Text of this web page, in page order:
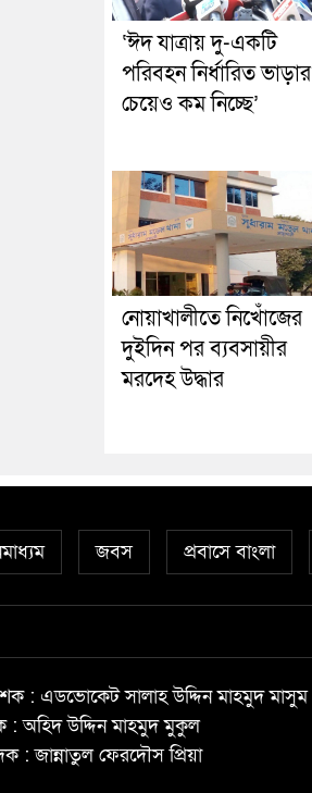
‘ঈদ যাত্রায় দু-একটি
পরিবহন নির্ধারিত ভাড়ার
চেয়েও কম নিচ্ছে’
নোয়াখালীতে নিখোঁজের
দুইদিন পর ব্যবসায়ীর
মরদেহ উদ্ধার
জবস প্রবাসে বাংলা
: এডভোকেট সালাহ উদ্দিন মাহমুদ মাসুম
: অহিদ উদ্দিন মাহমুদ মুকুল
: জান্নাতুল ফেরদৌস প্রিয়া